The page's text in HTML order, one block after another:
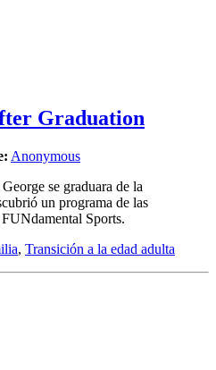
Graduation
Anonymous
se graduara de la
un programa de las
Sports.
, Transición a la edad adulta